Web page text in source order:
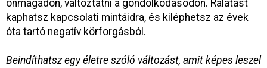
önmagadon, változtatni a gondolkodásodon. Rálátást
kaphatsz kapcsolati mintáidra, és kiléphetsz az évek
óta tartó negatív körforgásból.
Beindíthatsz egy életre szóló változást, amit képes leszel